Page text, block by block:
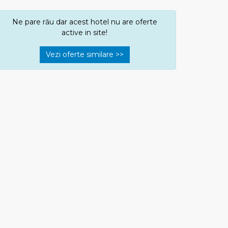
Ne pare rău dar acest hotel nu are oferte
active in site!
Vezi oferte similare >>